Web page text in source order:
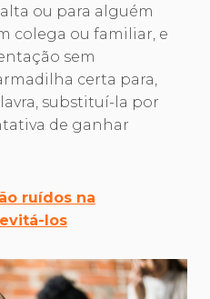
ou para alguém
colega ou familiar, e
sem
certa para,
substituí-la por
de ganhar
ruídos na
los